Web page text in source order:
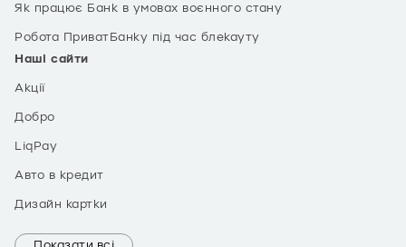
Як працює Банк в умовах воєнного стану
Робота ПриватБанку під час блекауту
Наші сайти
Акції
Добро
LiqPay
Авто в кредит
Дизайн картки